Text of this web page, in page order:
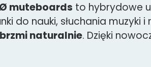
muteboards to hybrydowe
do nauki, słuchania muzyki
naturalnie. Dzięki